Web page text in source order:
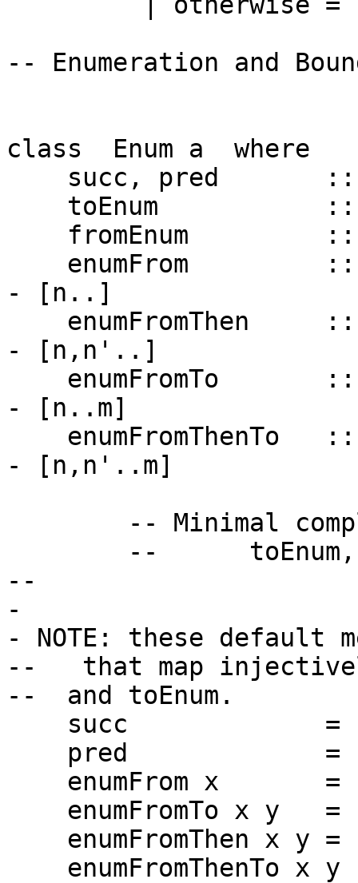
-- Enumeration and
class Enum a where
succ, pred ::
toEnum ::
fromEnum ::
- [n..]
- [n,n'..]
enumFromTo
- [n..m]
- [n,n'..m]
-- Minimal
-- toEnum,
--
-
- NOTE: these default
-- that map
-- and toEnum.
succ = toEnum
pred = toEnum
enumFrom x =
enumFromTo x y =
enumFromThen x y =
enumFromThenTo x